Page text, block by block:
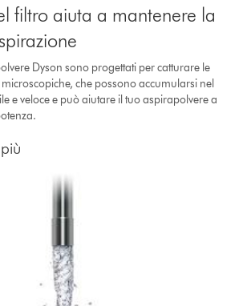
filtro aiuta a mantenere la
Dyson sono progettati per catturare le
che possono accumularsi nel
e veloce e può aiutare il tuo aspirapolvere a